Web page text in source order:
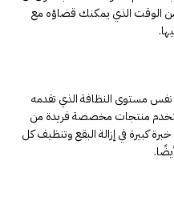
من الوقت الذي يمكنك قضاؤه مع
مستوى النظافة الذي تقدمه
منتجات مخصصة فريدة من
كبيرة في إزالة البقع وتنظيف كل